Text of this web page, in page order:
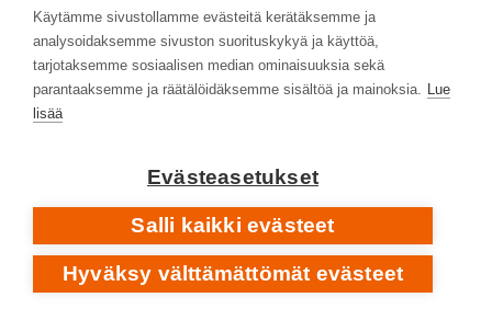
ROCK, LAULAJA-LAULUNTEKIJÄT
J. Karjalainen:Soulavaris
| Warner
2022
Käytämme sivustollamme evästeitä kerätäksemme ja
analysoidaksemme sivuston suorituskykyä ja käyttöä,
tarjotaksemme sosiaalisen median ominaisuuksia sekä
parantaaksemme ja räätälöidäksemme sisältöä ja mainoksia. Lue
lisää
Evästeasetukset
Salli kaikki evästeet
Hyväksy välttämättömät evästeet